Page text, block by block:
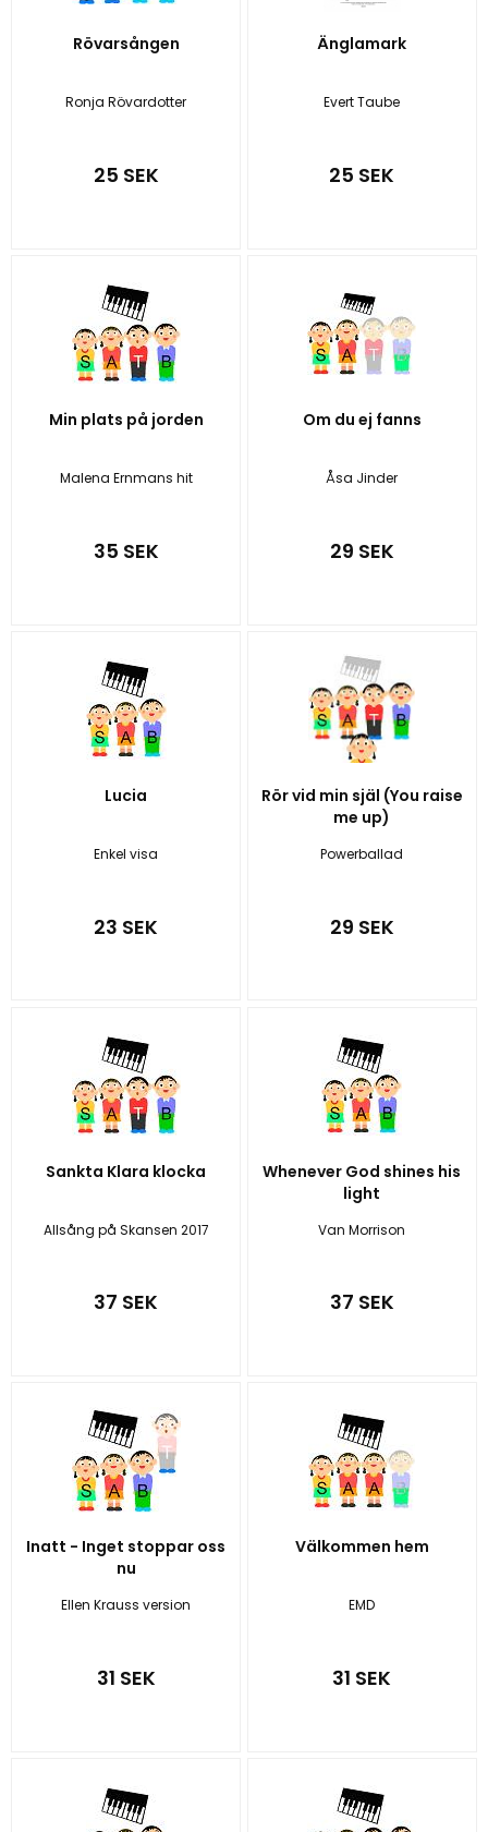
Rövarsången
Ronja Rövardotter
25 SEK
Änglamark
Evert Taube
25 SEK
Min plats på jorden
Malena Ernmans hit
35 SEK
Om du ej fanns
Åsa Jinder
29 SEK
Lucia
Enkel visa
23 SEK
Rör vid min själ (You raise
me up)
Powerballad
29 SEK
Sankta Klara klocka
Allsång på Skansen 2017
37 SEK
Whenever God shines his
light
Van Morrison
37 SEK
Inatt - Inget stoppar oss
nu
Ellen Krauss version
31 SEK
Välkommen hem
EMD
31 SEK